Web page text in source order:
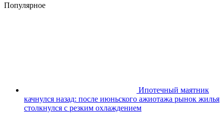
Популярное
Ипотечный маятник
качнулся назад: после июньского ажиотажа рынок жилья
столкнулся с резким охлаждением